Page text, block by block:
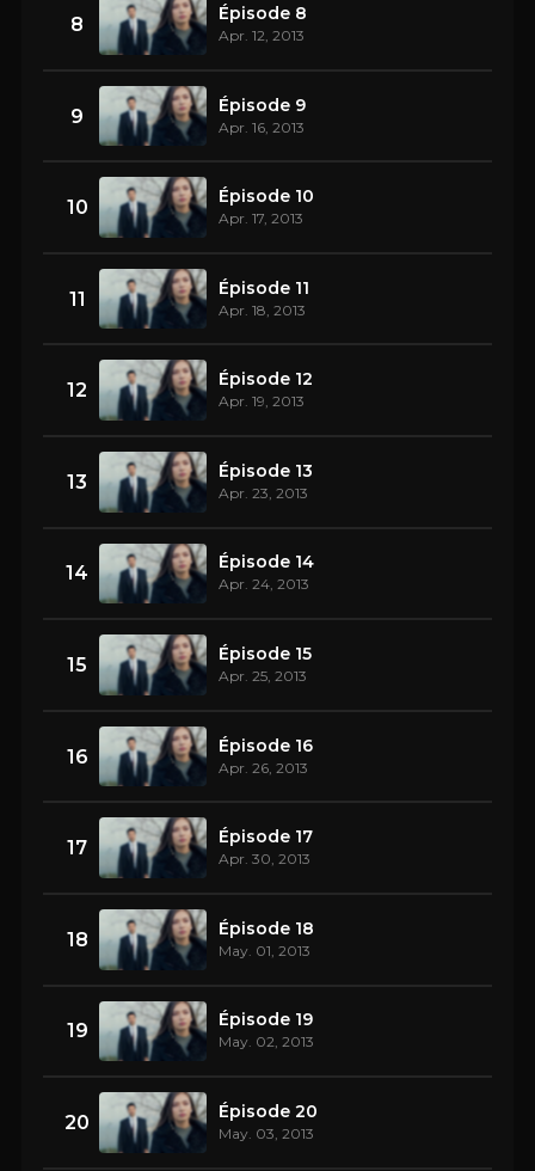
8 Épisode 8
Apr. 12, 2013
9 Épisode 9
Apr. 16, 2013
10 Épisode 10
Apr. 17, 2013
11 Épisode 11
Apr. 18, 2013
12 Épisode 12
Apr. 19, 2013
13 Épisode 13
Apr. 23, 2013
14 Épisode 14
Apr. 24, 2013
15 Épisode 15
Apr. 25, 2013
16 Épisode 16
Apr. 26, 2013
17 Épisode 17
Apr. 30, 2013
18 Épisode 18
May. 01, 2013
19 Épisode 19
May. 02, 2013
20 Épisode 20
May. 03, 2013